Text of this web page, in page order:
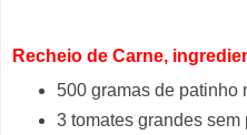
Recheio de Carne,
500 gramas de patinho
3 tomates grandes